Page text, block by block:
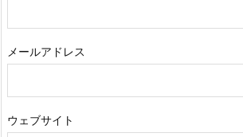
メールアドレス
ウェブサイト